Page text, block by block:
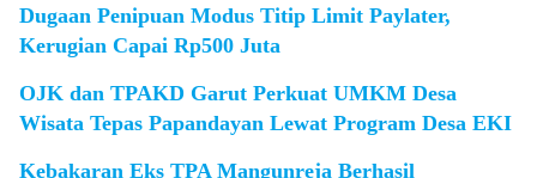
Dugaan Penipuan Modus Titip Limit Paylater,
Kerugian Capai Rp500 Juta
OJK dan TPAKD Garut Perkuat UMKM Desa
Wisata Tepas Papandayan Lewat Program Desa EKI
Kebakaran Eks TPA Mangunreja Berhasil